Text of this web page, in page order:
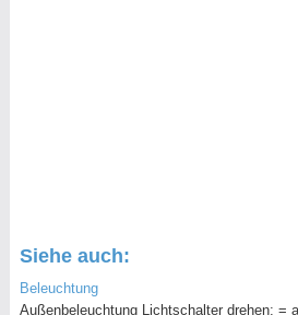
Siehe auch:
Beleuchtung
Außenbeleuchtung Lichtschalter drehen: =